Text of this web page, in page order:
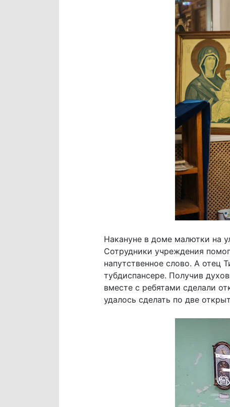
Накануне в доме малютки на
Сотрудники учреждения
напутственное слово. А
тубдиспансере. Получив
вместе с ребятами сделали
удалось сделать по две